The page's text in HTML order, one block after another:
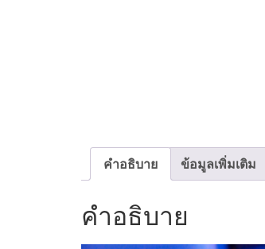
คำอธิบาย ข้อมูลเพิ่มเติม
คำอธิบาย